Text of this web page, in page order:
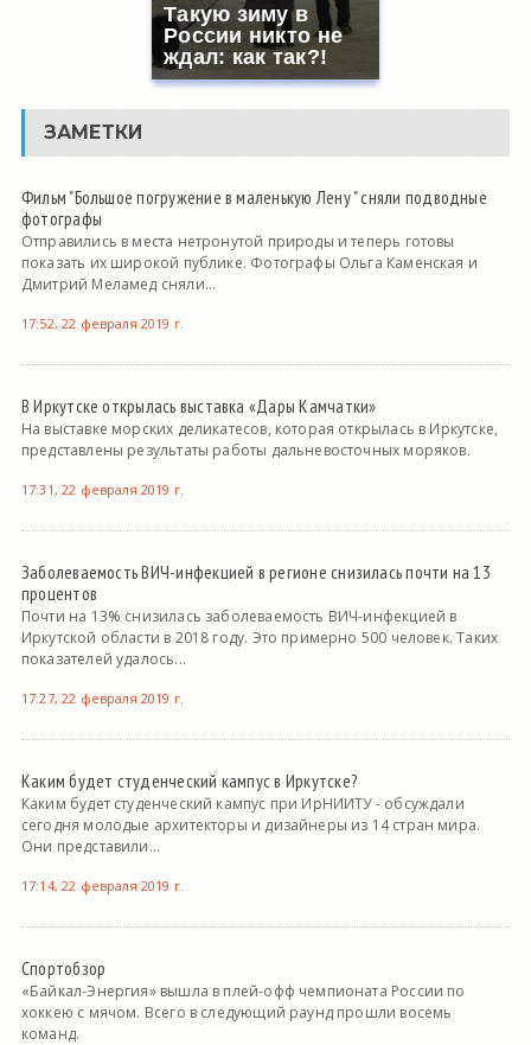
Такую зиму в
России никто не
ждал: как так?!
ЗАМЕТКИ
Фильм "Большое погружение в маленькую Лену " сняли подводные
фотографы
Отправились в места нетронутой природы и теперь готовы
показать их широкой публике. Фотографы Ольга Каменская и
Дмитрий Меламед сняли...
17:52, 22 февраля 2019 г.
В Иркутске открылась выставка «Дары Камчатки»
На выставке морских деликатесов, которая открылась в Иркутске,
представлены результаты работы дальневосточных моряков.
17:31, 22 февраля 2019 г.
Заболеваемость ВИЧ-инфекцией в регионе снизилась почти на 13
процентов
Почти на 13% снизилась заболеваемость ВИЧ-инфекцией в
Иркутской области в 2018 году. Это примерно 500 человек. Таких
показателей удалось...
17:27, 22 февраля 2019 г.
Каким будет студенческий кампус в Иркутске?
Каким будет студенческий кампус при ИрНИИТУ - обсуждали
сегодня молодые архитекторы и дизайнеры из 14 стран мира.
Они представили...
17:14, 22 февраля 2019 г.
Спортобзор
«Байкал-Энергия» вышла в плей-офф чемпионата России по
хоккею с мячом. Всего в следующий раунд прошли восемь
команд.